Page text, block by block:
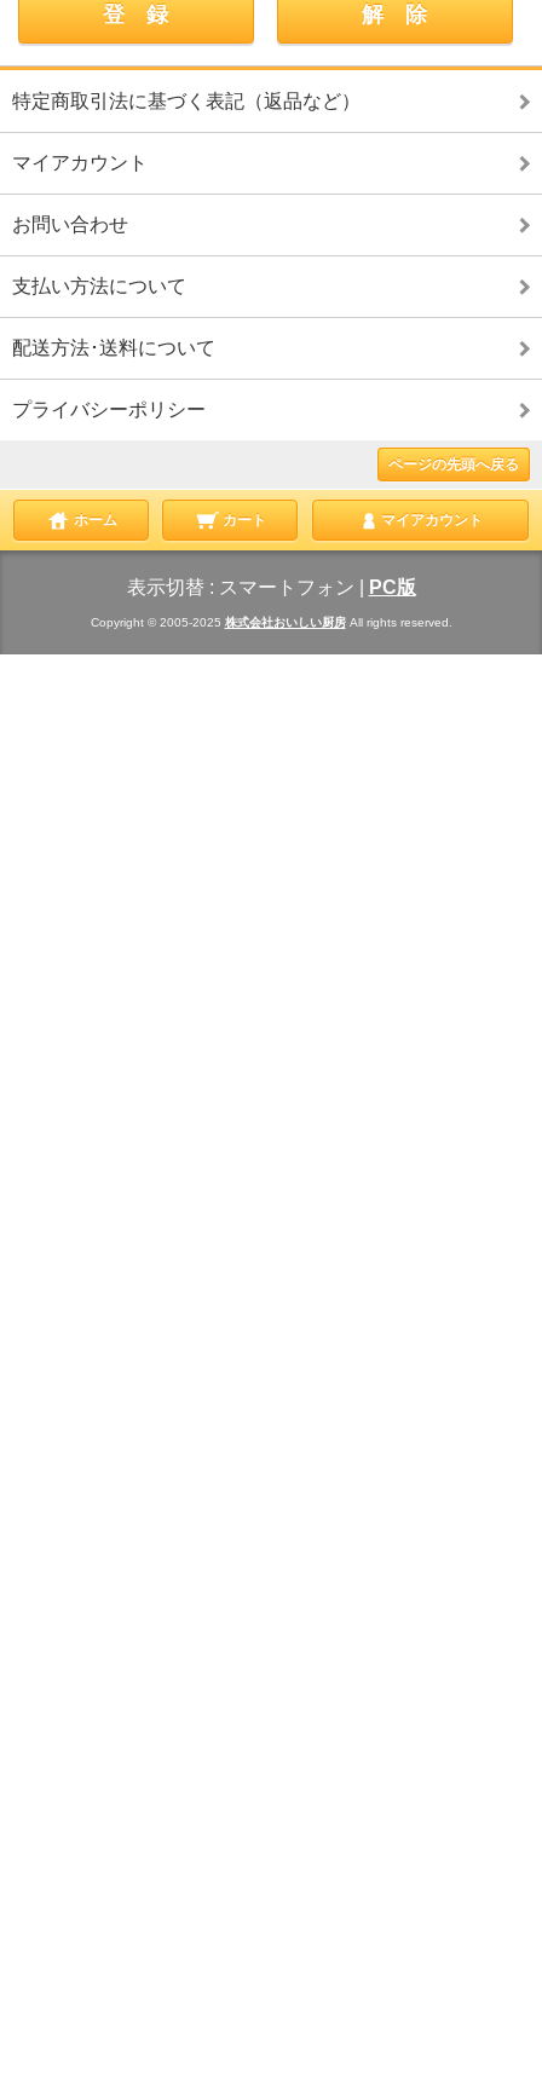
特定商取引法に基づく表記（返品など）
マイアカウント
お問い合わせ
支払い方法について
配送方法･送料について
プライバシーポリシー
ページの先頭へ戻る
ホーム カート マイアカウント
表示切替 : スマートフォン PC版
Copyright © 2005-2025 株式会社おいしい厨房All rights reserved.